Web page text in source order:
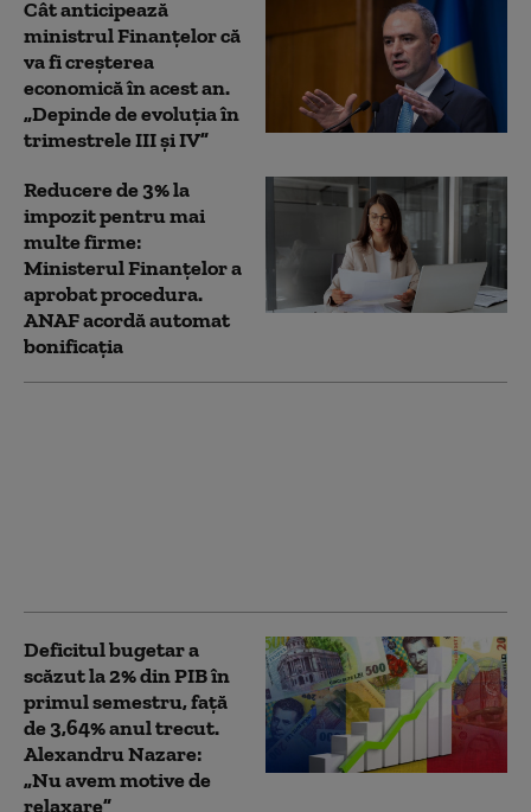
Cât anticipează
ministrul Finanțelor că
va fi creşterea
economică în acest an.
„Depinde de evoluţia în
trimestrele III şi IV”
Reducere de 3% la
impozit pentru mai
multe firme:
Ministerul Finanțelor a
aprobat procedura.
ANAF acordă automat
bonificația
Deficitul bugetar a
scăzut la 2% din PIB în
primul semestru, față
de 3,64% anul trecut.
Alexandru Nazare:
„Nu avem motive de
relaxare”